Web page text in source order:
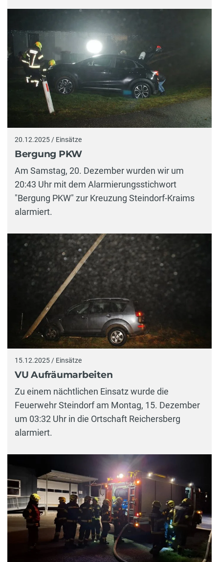
20.12.2025 / Einsätze
Bergung PKW
Am Samstag, 20. Dezember wurden wir um
20:43 Uhr mit dem Alarmierungsstichwort
"Bergung PKW" zur Kreuzung Steindorf-Kraims
alarmiert.
15.12.2025 / Einsätze
VU Aufräumarbeiten
Zu einem nächtlichen Einsatz wurde die
Feuerwehr Steindorf am Montag, 15. Dezember
um 03:32 Uhr in die Ortschaft Reichersberg
alarmiert.